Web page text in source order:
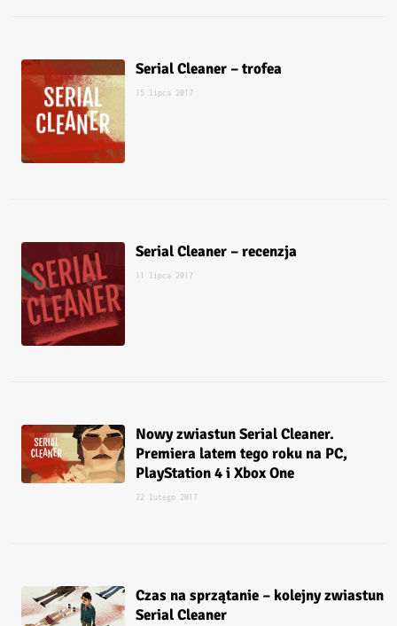
Serial Cleaner – trofea
15 lipca 2017
Serial Cleaner – recenzja
11 lipca 2017
Nowy zwiastun Serial Cleaner.
Premiera latem tego roku na PC,
PlayStation 4 i Xbox One
22 lutego 2017
Czas na sprzątanie – kolejny zwiastun
Serial Cleaner